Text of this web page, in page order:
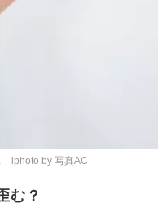
iphoto by 写真AC
む？